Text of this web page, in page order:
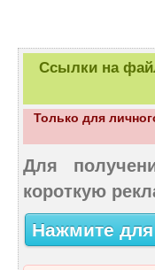
Ссылки на
Только для
Для
короткую
Нажмите